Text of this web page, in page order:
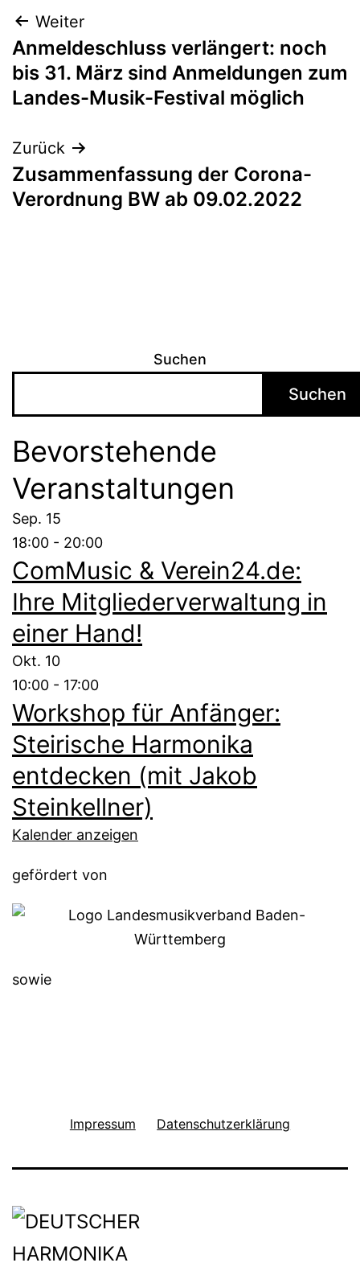
Beitragsnavigation
Weiter
Anmeldeschluss verlängert: noch
bis 31. März sind Anmeldungen zum
Landes-Musik-Festival möglich
Zurück
Zusammenfassung der Corona-
Verordnung BW ab 09.02.2022
Suchen
Suchen
Bevorstehende
Veranstaltungen
Sep. 15
18:00 - 20:00
ComMusic & Verein24.de:
Ihre Mitgliederverwaltung in
einer Hand!
Okt. 10
10:00 - 17:00
Workshop für Anfänger:
Steirische Harmonika
entdecken (mit Jakob
Steinkellner)
Kalender anzeigen
gefördert von
sowie
Impressum Datenschutzerklärung